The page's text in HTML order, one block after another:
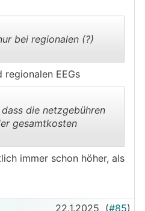
bei regionalen (?)
regionalen EEGs
die netzgebühren
gesamtkosten
immer schon höher, als
22.1.2025 (#85)